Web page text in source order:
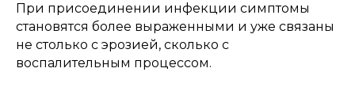
При присоединении инфекции симптомы
становятся более выраженными и уже связаны
не столько с эрозией, сколько с
воспалительным процессом.